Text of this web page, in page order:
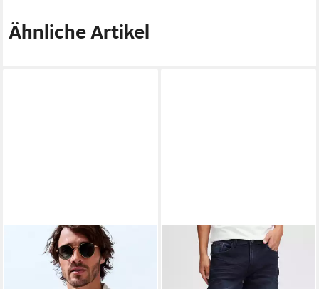
Ähnliche Artikel